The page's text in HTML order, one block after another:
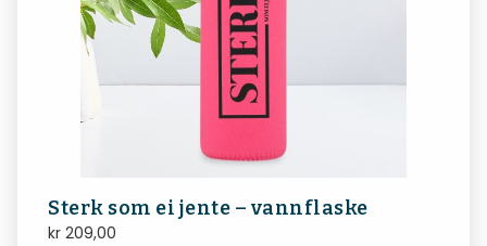
Sterk som ei jente – vannflaske
kr 209,00